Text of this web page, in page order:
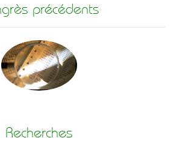
précédents
Recherches